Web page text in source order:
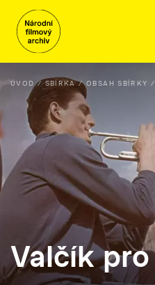
ÚVOD SBÍRKA OBSAH SBÍRKY
Valčík